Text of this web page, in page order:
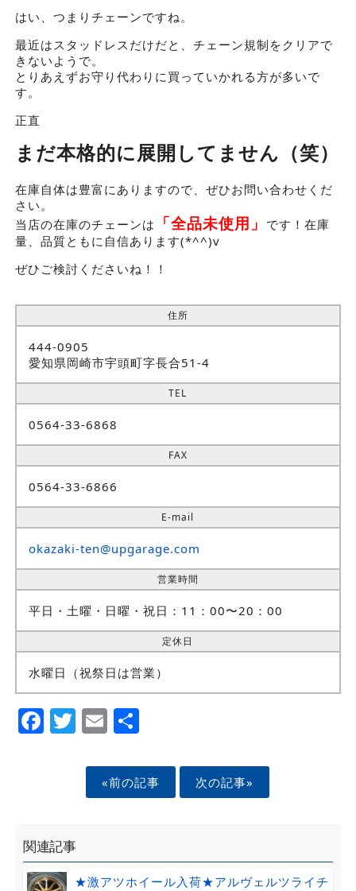
はい、つまりチェーンですね。
最近はスタッドレスだけだと、チェーン規制をクリアで
きないようで。
とりあえずお守り代わりに買っていかれる方が多いで
す。
正直
まだ本格的に展開してません（笑）
在庫自体は豊富にありますので、ぜひお問い合わせくだ
さい。
当店の在庫のチェーンは
「全品未使用」 です！在庫
量、品質ともに自信あります(*^^)v
ぜひご検討くださいね！！
住所
444-0905
愛知県岡崎市宇頭町字長合51-4
TEL
0564-33-6868
FAX
0564-33-6866
E-mail
okazaki-ten@upgarage.com
営業時間
平日・土曜・日曜・祝日：11：00〜20：00
定休日
水曜日（祝祭日は営業）
Facebook
Twitter
EmailShare
«前の記事 次の記事»
関連記事
★激アツホイール入荷★アルヴェルツライチ